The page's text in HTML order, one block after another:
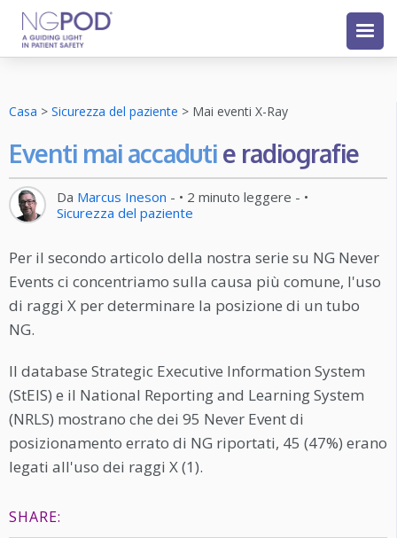
Casa > Sicurezza del paziente > Mai eventi X-Ray
Eventi mai accadutie radiografie
Da Marcus Ineson - • 2 minuto leggere - •
Sicurezza del paziente
Per il secondo articolo della nostra serie su NG Never
Events ci concentriamo sulla causa più comune, l'uso
di raggi X per determinare la posizione di un tubo
NG.
Il database Strategic Executive Information System
(StEIS) e il National Reporting and Learning System
(NRLS) mostrano che dei 95 Never Event di
posizionamento errato di NG riportati, 45 (47%) erano
legati all'uso dei raggi X (1).
SHARE: